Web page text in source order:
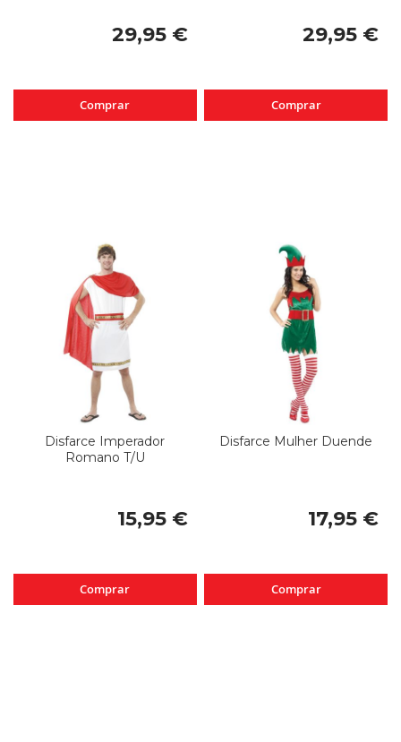
29,95 €
Comprar
29,95 €
Comprar
Disfarce Imperador
Romano T/U
15,95 €
Comprar
Disfarce Mulher Duende
17,95 €
Comprar